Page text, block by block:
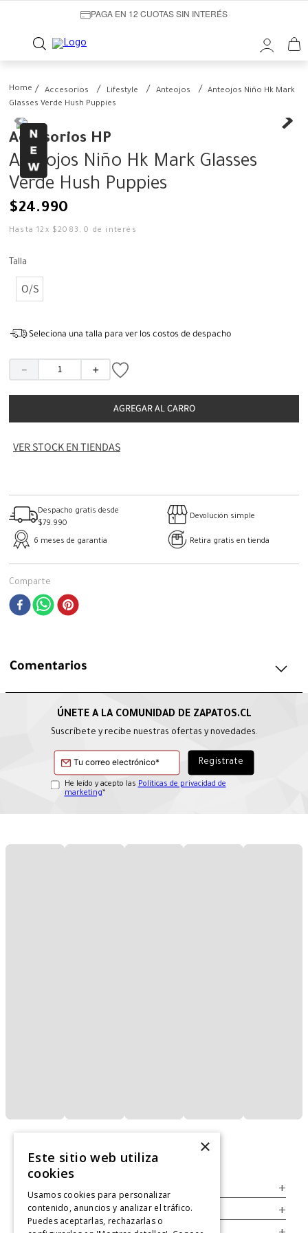
PAGA EN 12 CUOTAS SIN INTERÉS
Accesorios Lifestyle Anteojos
Anteojos Niño Hk Mark
Glasses Verde Hush Puppies
Accesorios HP
Anteojos Niño Hk Mark Glasses
Verde Hush Puppies
$24.990
Hasta12 x $2083 ,0 de interés
Talla
O/S
Seleciona una talla para ver los costos de despacho
＋
－
AGREGAR AL CARRO
VER STOCK EN TIENDAS
Despacho gratis desde
$79.990
Devolución simple
6 meses de garantía Retira gratis en tienda
Comparte
Comentarios
Suscríbete y recibe nuestras ofertas y novedades.
He leído y acepto las Políticas de privacidad de
marketing*
+
Legal +
×
Este sitio web utiliza
cookies
Usamos cookies para personalizar
contenido, anuncios y analizar el tráfico.
Puedes aceptarlas, rechazarlas o